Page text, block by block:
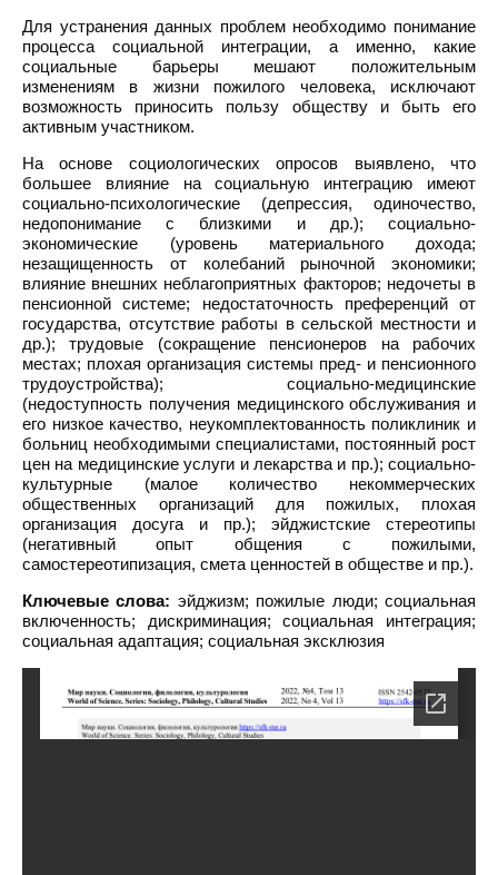
Для устранения данных проблем необходимо понимание
процесса социальной интеграции, а именно, какие
социальные барьеры мешают положительным
изменениям в жизни пожилого человека, исключают
возможность приносить пользу обществу и быть его
активным участником.
На основе социологических опросов выявлено, что
большее влияние на социальную интеграцию имеют
социально-психологические (депрессия, одиночество,
недопонимание с близкими и др.); социально-
экономические (уровень материального дохода;
незащищенность от колебаний рыночной экономики;
влияние внешних неблагоприятных факторов; недочеты в
пенсионной системе; недостаточность преференций от
государства, отсутствие работы в сельской местности и
др.); трудовые (сокращение пенсионеров на рабочих
местах; плохая организация системы пред- и пенсионного
трудоустройства); социально-медицинские
(недоступность получения медицинского обслуживания и
его низкое качество, неукомплектованность поликлиник и
больниц необходимыми специалистами, постоянный рост
цен на медицинские услуги и лекарства и пр.); социально-
культурные (малое количество некоммерческих
общественных организаций для пожилых, плохая
организация досуга и пр.); эйджистские стереотипы
(негативный опыт общения с пожилыми,
самостереотипизация, смета ценностей в обществе и пр.).
Ключевые слова: эйджизм; пожилые люди; социальная
включенность; дискриминация; социальная интеграция;
социальная адаптация; социальная эксклюзия